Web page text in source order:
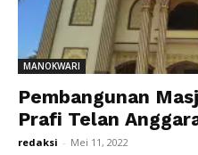
MANOKWARI
Pembangunan
Prafi Telan
redaksi - Mei 11, 2022